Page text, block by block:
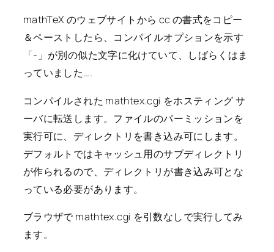
mathTeX のウェブサイトから cc の書式をコピー
＆ペーストしたら、コンパイルオプションを示す
「-」が別の似た文字に化けていて、しばらくはま
っていました….
コンパイルされた mathtex.cgi をホスティング サ
ーバに転送します。ファイルのパーミッションを
実行可に、ディレクトリを書き込み可にします。
デフォルトではキャッシュ用のサブディレクトリ
が作られるので、ディレクトリが書き込み可とな
っている必要があります。
ブラウザで mathtex.cgi を引数なしで実行してみ
ます。